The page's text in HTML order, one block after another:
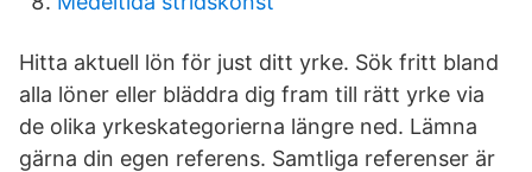
Hitta aktuell lön för just ditt yrke. Sök fritt bland
alla löner eller bläddra dig fram till rätt yrke via
de olika yrkeskategorierna längre ned. Lämna
gärna din egen referens. Samtliga referenser är